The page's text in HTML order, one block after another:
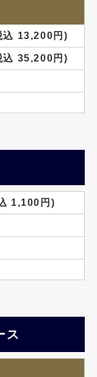
込 13,200円)
込 35,200円)
1,100円)
ス